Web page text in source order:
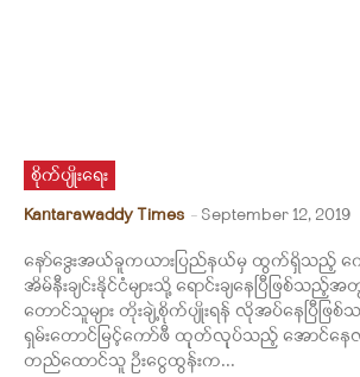
စိုက်ပျိုးရေး
Kantarawaddy Times - September 12, 2019
နော်ဒွေးအယ်ခူကယားပြည်နယ်မှ ထွက်ရှိသည့် ကေ
အိမ်နီးချင်းနိုင်ငံများသို့ ရောင်းချနေပြီဖြစ်သ
တောင်သူများ တိုးချဲ့စိုက်ပျိုးရန် လိုအပ်နေပြီဖြ
ရှမ်းတောင်မြင့်ကော်ဖီ ထုုတ်လုုပ်သည့် အောင်န
တည်ထောင်သူ ဦးငွေထွန်းက...